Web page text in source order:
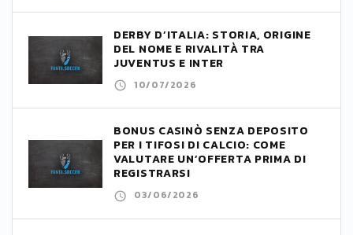
DERBY D’ITALIA: STORIA, ORIGINE
DEL NOME E RIVALITÀ TRA
JUVENTUS E INTER
10/07/2026
BONUS CASINÒ SENZA DEPOSITO
PER I TIFOSI DI CALCIO: COME
VALUTARE UN’OFFERTA PRIMA DI
REGISTRARSI
03/06/2026